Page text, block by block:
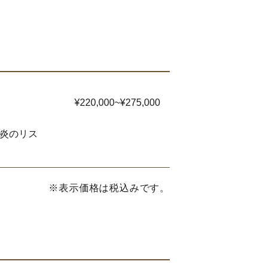
のリス
¥220,000~¥275,000
※表示価格は税込みです。